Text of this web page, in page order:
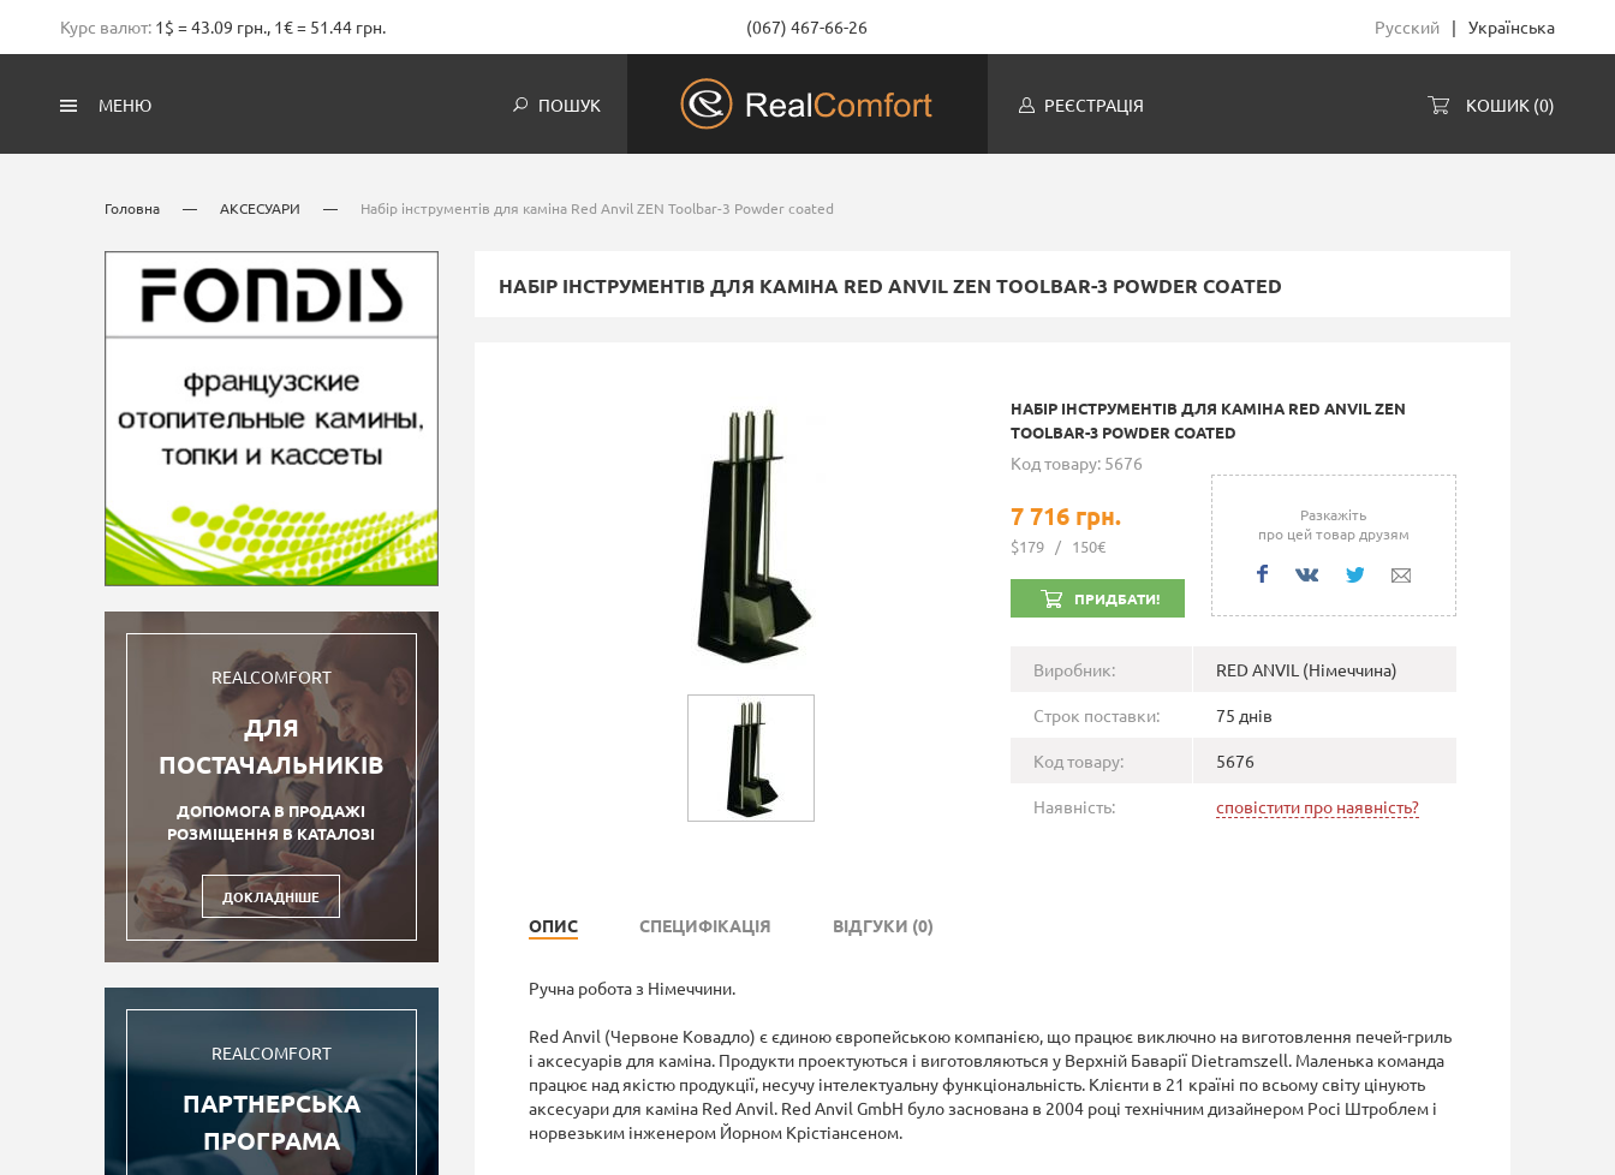
Курс валют: 1$ = 43.09 грн., 1€ = 51.44 грн. (067) 467-66-26 Русский | Українська
МЕНЮ ПОШУК РЕЄСТРАЦІЯ КОШИК (0)
Головна — АКСЕСУАРИ — Набір інструментів для каміна Red Anvil ZEN Toolbar-3 Powder coated
REALCOMFORT
ДЛЯ
ПОСТАЧАЛЬНИКІВ
ДОПОМОГА В ПРОДАЖІ
РОЗМІЩЕННЯ В КАТАЛОЗІ
ДОКЛАДНІШЕ
REALCOMFORT
ПАРТНЕРСЬКА
ПРОГРАМА
НАБІР ІНСТРУМЕНТІВ ДЛЯ КАМІНА RED ANVIL ZEN TOOLBAR-3 POWDER COATED
НАБІР ІНСТРУМЕНТІВ ДЛЯ КАМІНА RED ANVIL ZEN
TOOLBAR-3 POWDER COATED
Код товару: 5676
7 716 грн.
$179 / 150€
ПРИДБАТИ!
Разкажіть
про цей товар друзям
Виробник: RED ANVIL (Німеччина)
Строк поставки: 75 днів
Код товару: 5676
Наявність: сповістити про наявність?
ОПИС СПЕЦИФІКАЦІЯ ВІДГУКИ (0)
Ручна робота з Німеччини.
Red Anvil (Червоне Ковадло) є єдиною європейською компанією, що працює виключно на виготовлення печей-гриль
і аксесуарів для каміна. Продукти проектуються і виготовляються у Верхній Баварії Dietramszell. Маленька команда
працює над якістю продукції, несучу інтелектуальну функціональність. Клієнти в 21 країні по всьому світу цінують
аксесуари для каміна Red Anvil. Red Anvil GmbH було заснована в 2004 році технічним дизайнером Росі Штроблем і
норвезьким інженером Йорном Крістіансеном.